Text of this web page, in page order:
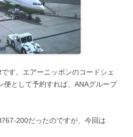
す。エアーニッポンのコードシェ
便として予約すれば、ANAグループ
200だったのですが、今回は